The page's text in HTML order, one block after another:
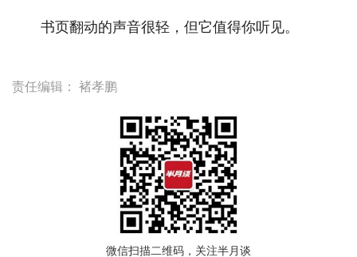
书页翻动的声音很轻，但它值得你听见。
责任编辑： 褚孝鹏
微信扫描二维码，关注半月谈